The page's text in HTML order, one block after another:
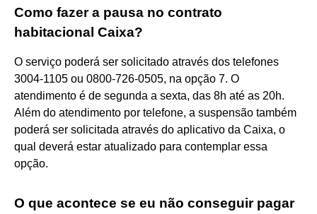
Como fazer a pausa no contrato
habitacional Caixa?
O serviço poderá ser solicitado através dos telefones
3004-1105 ou 0800-726-0505, na opção 7. O
atendimento é de segunda a sexta, das 8h até as 20h.
Além do atendimento por telefone, a suspensão também
poderá ser solicitada através do aplicativo da Caixa, o
qual deverá estar atualizado para contemplar essa
opção.
O que acontece se eu não conseguir pagar